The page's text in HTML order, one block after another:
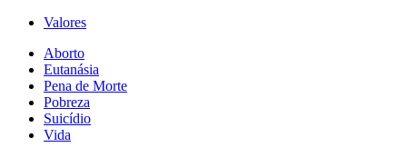
Valores
Aborto
Eutanásia
Pena de Morte
Pobreza
Suicídio
Vida